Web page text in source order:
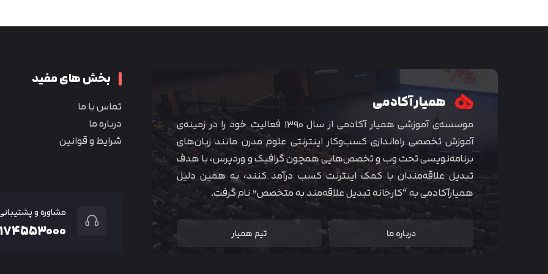
همیار آکادمی
موسسه‌ی آموزشی همیار آکادمی از سال ۱۳۹۰ فعالیت خود را در زمینه‌ی
آموزش تخصصی راه‌اندازی کسب‌و‌کار اینترنتی علوم مدرن مانند زبان‌های
برنامه‌نویسی تحت وب و تخصص‌هایی همچون گرافیک و وردپرس، با هدف
تبدیل علاقه‌مندان با کمک اینترنت کسب درآمد کنند، به همین دلیل
همیارآکادمی به “کارخانه تبدیل علاقه‌مند به متخصص” نام گرفت.
درباره ما تیم همیار
بخش های مفید
تماس با ما
درباره ما
شرایط و قوانین
مشاوره و